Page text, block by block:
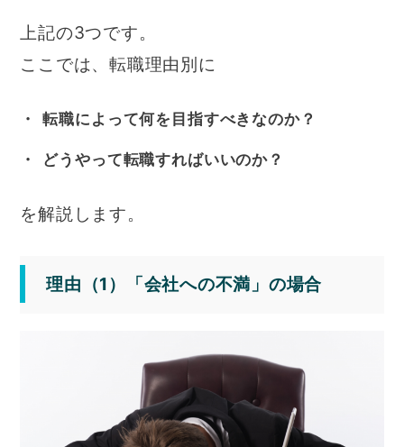
上記の3つです。
ここでは、転職理由別に
転職によって何を目指すべきなのか？
どうやって転職すればいいのか？
を解説します。
理由（1）「会社への不満」の場合